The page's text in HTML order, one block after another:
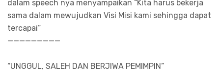
dalam speech nya menyampaikan “Kita harus bekerja
sama dalam mewujudkan Visi Misi kami sehingga dapat
tercapai”
—————————
“UNGGUL, SALEH DAN BERJIWA PEMIMPIN”